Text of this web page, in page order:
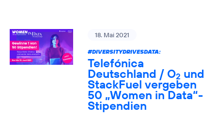
18. Mai 2021
#DIVERSITYDRIVESDATA:
Telefónica
Deutschland / O2 und
StackFuel vergeben
50 „Women in Data“-
Stipendien